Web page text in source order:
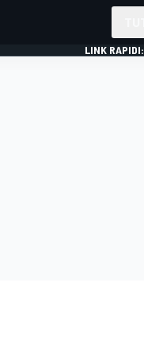
LINK RAPIDI: